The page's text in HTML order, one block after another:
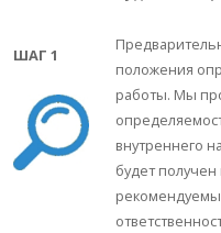
ШАГ 1
положения
работы. Мы
внутреннего
будет